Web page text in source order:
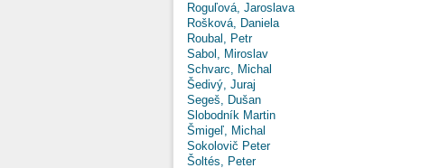
Roguľová, Jaroslava
Rošková, Daniela
Roubal, Petr
Sabol, Miroslav
Schvarc, Michal
Šedivý, Juraj
Segeš, Dušan
Slobodník Martin
Šmigeľ, Michal
Sokolovič Peter
Šoltés, Peter